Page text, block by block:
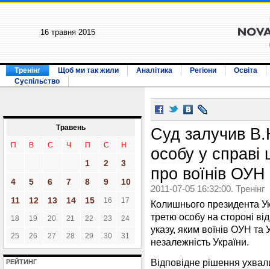
16 травня 2015
Тренінг Щоб ми так жили Аналітика Регіони
Освіта
Суспільство
Травень
П В С Ч П С Н
1 2
3
4
5 6 7 8 9
10
11
12 13 14 15 16 17
18 19 20 21 22 23 24
25 26 27 28 29 30 31
РЕЙТИНГ
Суд залучив
особу у
про воїнів
2011-07-05 16:32:00. Тренінг
Колишнього президента
третю особу на стороні
указу, яким воїнів ОУН
незалежність України.
Відповідне рішення